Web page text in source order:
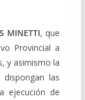
MINETTI, que
Provincial a
y asimismo la
dispongan las
ejecución de